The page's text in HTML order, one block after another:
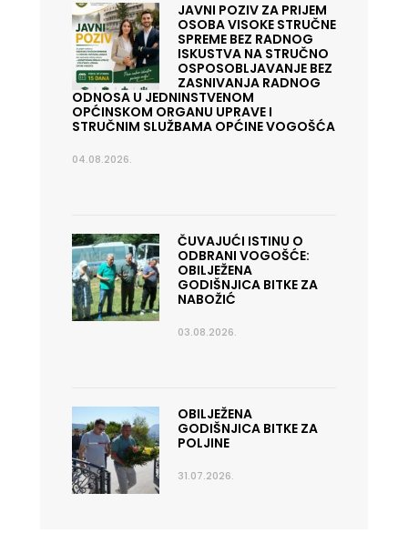
JAVNI POZIV ZA PRIJEM
OSOBA VISOKE STRUČNE
SPREME BEZ RADNOG
ISKUSTVA NA STRUČNO
OSPOSOBLJAVANJE BEZ
ZASNIVANJA RADNOG
ODNOSA U JEDNINSTVENOM
OPĆINSKOM ORGANU UPRAVE I
STRUČNIM SLUŽBAMA OPĆINE VOGOŠĆA
04.08.2026.
ČUVAJUĆI ISTINU O
ODBRANI VOGOŠĆE:
OBILJEŽENA
GODIŠNJICA BITKE ZA
NABOŽIĆ
03.08.2026.
OBILJEŽENA
GODIŠNJICA BITKE ZA
POLJINE
31.07.2026.